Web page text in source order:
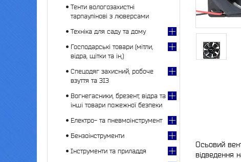
Осьовий
відведення
Тенти вологозахистні
тарпаулінові з люверсами
Техніка для саду та дому
Господарські товари (мітли,
відра, щітки та ін,)
Спецодяг захисний, робоче
взуття та ЗІЗ
Вогнегасники, брезент, відра та
інші товари пожежної безпеки
Електро- та пневмоінструмент
Бензоінструменти
Інструменти та приладдя